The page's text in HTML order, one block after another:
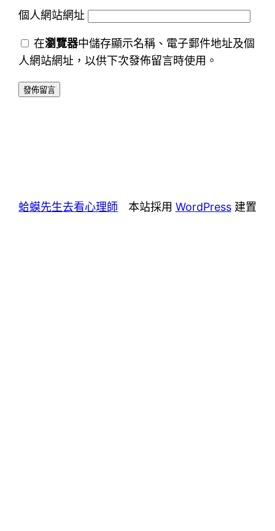
個人網站網址
在瀏覽器中儲存顯示名稱、電子郵件地址及個
人網站網址，以供下次發佈留言時使用。
蛤蟆先生去看心理師 本站採用 WordPress建置